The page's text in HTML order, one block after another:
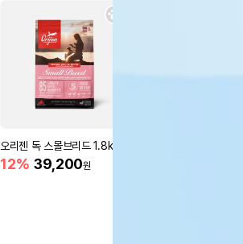
오리젠 독 스몰브리드 1.8kg
12% 39,200원